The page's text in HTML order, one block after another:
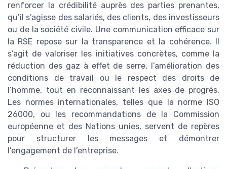
renforcer la crédibilité auprès des parties prenantes,
qu’il s’agisse des salariés, des clients, des investisseurs
ou de la société civile. Une communication efficace sur
la RSE repose sur la transparence et la cohérence. Il
s’agit de valoriser les initiatives concrètes, comme la
réduction des gaz à effet de serre, l’amélioration des
conditions de travail ou le respect des droits de
l’homme, tout en reconnaissant les axes de progrès.
Les normes internationales, telles que la norme ISO
26000, ou les recommandations de la Commission
européenne et des Nations unies, servent de repères
pour structurer les messages et démontrer
l’engagement de l’entreprise.